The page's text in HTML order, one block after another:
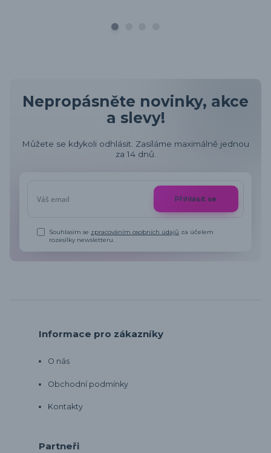
Nepropásněte novinky, akce
a slevy!
Můžete se kdykoli odhlásit. Zasíláme maximálně jednou
za 14 dnů.
Přihlásit se
Souhlasím se zpracováním osobních údajů za účelem
rozesílky newsletteru.
Informace pro zákazníky
O nás
Obchodní podmínky
Kontakty
Partneři